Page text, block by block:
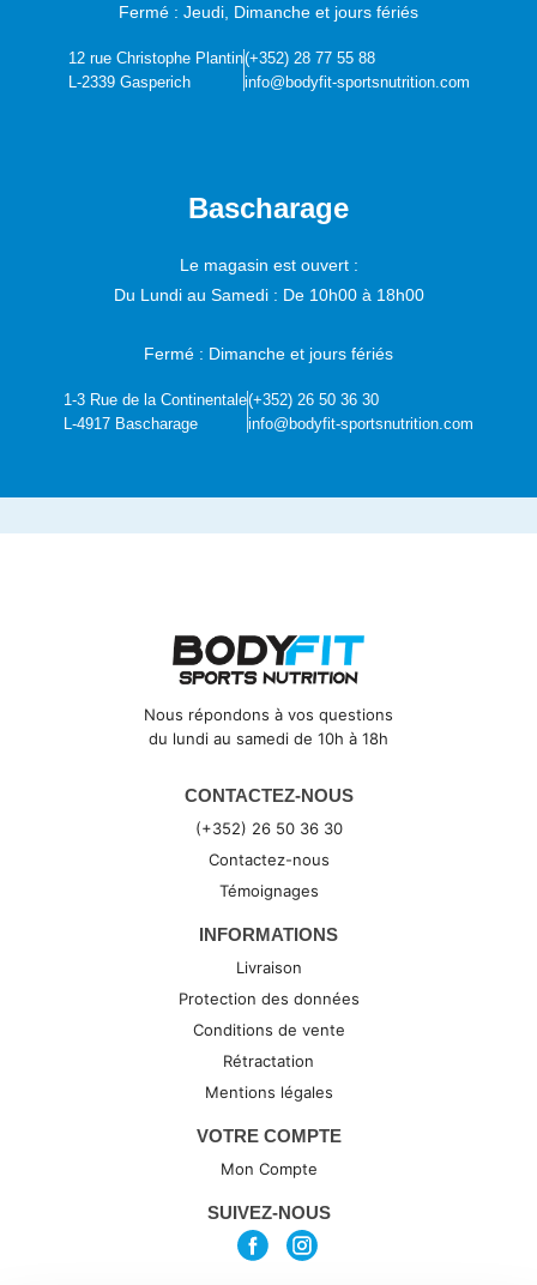
Fermé : Jeudi, Dimanche et jours fériés
12 rue Christophe Plantin
L-2339 Gasperich
(+352) 28 77 55 88
info@bodyfit-sportsnutrition.com
Bascharage
Le magasin est ouvert :
Du Lundi au Samedi : De 10h00 à 18h00
Fermé : Dimanche et jours fériés
1-3 Rue de la Continentale
L-4917 Bascharage
(+352) 26 50 36 30
info@bodyfit-sportsnutrition.com
Nous répondons à vos questions
du lundi au samedi de 10h à 18h
CONTACTEZ-NOUS
(+352) 26 50 36 30
Contactez-nous
Témoignages
INFORMATIONS
Livraison
Protection des données
Conditions de vente
Rétractation
Mentions légales
VOTRE COMPTE
Mon Compte
SUIVEZ-NOUS